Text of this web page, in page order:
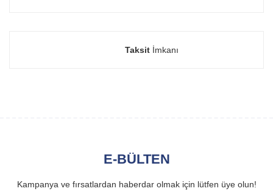
Taksit İmkanı
E-BÜLTEN
Kampanya ve fırsatlardan haberdar olmak için lütfen üye olun!